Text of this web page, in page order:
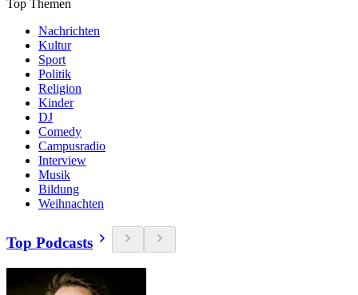
Top Themen
Nachrichten
Kultur
Sport
Politik
Religion
Kinder
DJ
Comedy
Campusradio
Interview
Musik
Bildung
Weihnachten
Top Podcasts